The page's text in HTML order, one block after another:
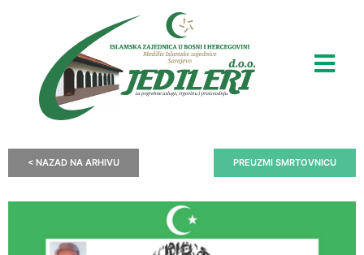
< NAZAD NA ARHIVU PREUZMI SMRTOVNICU